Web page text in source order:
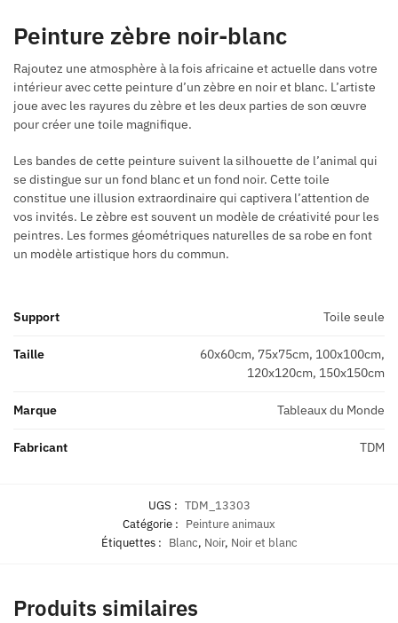
Peinture zèbre noir-blanc
Rajoutez une atmosphère à la fois africaine et actuelle dans votre
intérieur avec cette peinture d’un zèbre en noir et blanc. L’artiste
joue avec les rayures du zèbre et les deux parties de son œuvre
pour créer une toile magnifique.
Les bandes de cette peinture suivent la silhouette de l’animal qui
se distingue sur un fond blanc et un fond noir. Cette toile
constitue une illusion extraordinaire qui captivera l’attention de
vos invités. Le zèbre est souvent un modèle de créativité pour les
peintres. Les formes géométriques naturelles de sa robe en font
un modèle artistique hors du commun.
Support Toile seule
Taille
60x60cm, 75x75cm, 100x100cm,
120x120cm, 150x150cm
Marque Tableaux du Monde
Fabricant TDM
UGS : TDM_13303
Catégorie : Peinture animaux
Étiquettes : Blanc, Noir, Noir et blanc
Produits similaires